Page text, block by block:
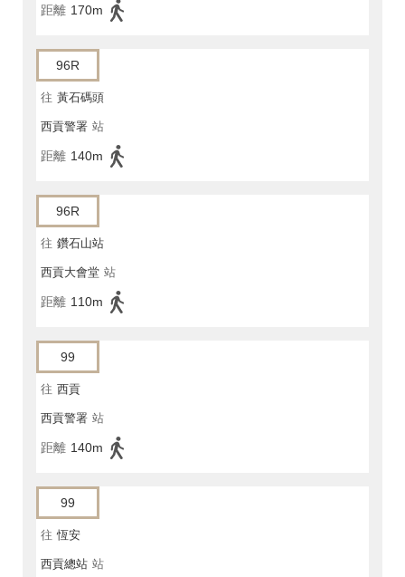
距離 170m
96R
往 黃石碼頭
西貢警署 站
距離 140m
96R
往 鑽石山站
西貢大會堂 站
距離 110m
99
往 西貢
西貢警署 站
距離 140m
99
往 恆安
西貢總站 站